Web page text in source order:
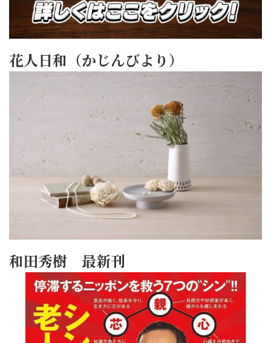
花人日和（かじんびより）
和田秀樹 最新刊